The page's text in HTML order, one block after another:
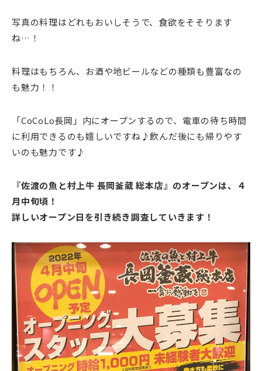
写真の料理はどれもおいしそうで、食欲をそそります
ね…！
料理はもちろん、お酒や地ビールなどの種類も豊富なの
も魅力！！
「CoCoLo長岡」内にオープンするので、電車の待ち時間
に利用できるのも嬉しいですね♪飲んだ後にも帰りやす
いのも魅力です♪
『佐渡の魚と村上牛 長岡釜蔵 総本店』のオープンは、４
月中旬頃！
詳しいオープン日を引き続き調査していきます！